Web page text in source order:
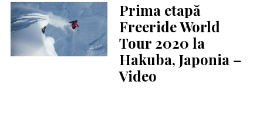
Prima etapă
Freeride World
Tour 2020 la
Hakuba, Japonia –
Video